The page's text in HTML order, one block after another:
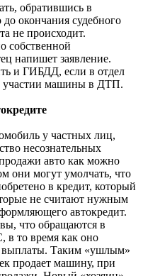
обратившись в
окончания судебного
не происходит.
собственной
напишет заявление.
и ГИБДД, если в отдел
участии машины в ДТП.
у частных лиц,
несознательных
авто как можно
они могут умолчать, что
в кредит, который
не считают нужным
автокредит.
что обращаются в
в то время как оно
выплаты. Таким «ушлым»
продает машину, при